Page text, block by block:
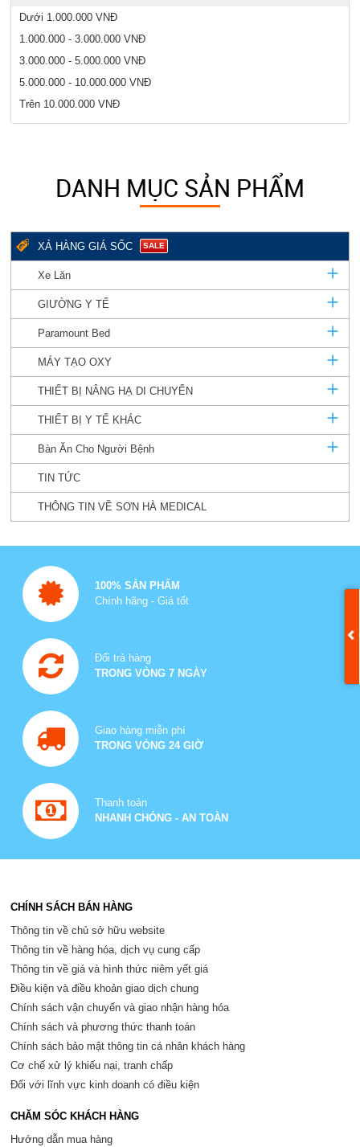
Dưới 1.000.000 VNĐ
1.000.000 - 3.000.000 VNĐ
3.000.000 - 5.000.000 VNĐ
5.000.000 - 10.000.000 VNĐ
Trên 10.000.000 VNĐ
DANH MỤC SẢN PHẨM
XẢ HÀNG GIÁ SỐC SALE
Xe Lăn
GIƯỜNG Y TẾ
Paramount Bed
MÁY TẠO OXY
THIẾT BỊ NÂNG HẠ DI CHUYỂN
THIẾT BỊ Y TẾ KHÁC
Bàn Ăn Cho Người Bệnh
TIN TỨC
THÔNG TIN VỀ SƠN HÀ MEDICAL
100% SẢN PHẨM
Chính hãng - Giá tốt
Đổi trả hàng
TRONG VÒNG 7 NGÀY
Giao hàng miễn phí
TRONG VÒNG 24 GIỜ
Thanh toán
NHANH CHÓNG - AN TOÀN
CHÍNH SÁCH BÁN HÀNG
Thông tin về chủ sở hữu website
Thông tin về hàng hóa, dịch vụ cung cấp
Thông tin về giá và hình thức niêm yết giá
Điều kiện và điều khoản giao dịch chung
Chính sách vận chuyển và giao nhận hàng hóa
Chính sách và phương thức thanh toán
Chính sách bảo mật thông tin cá nhân khách hàng
Cơ chế xử lý khiếu nại, tranh chấp
Đối với lĩnh vực kinh doanh có điều kiện
CHĂM SÓC KHÁCH HÀNG
Hướng dẫn mua hàng